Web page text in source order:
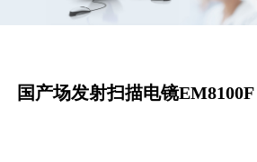
国产场发射扫描电镜EM8100F